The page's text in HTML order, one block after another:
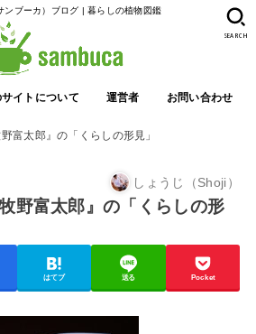
ンブーカ）ブログ | 暮らしの植物図鑑
サイトについて 運営者 お問い合わせ
SEARCH
富太郎』の「くらしの形見」
しょうじ（Shoji）
野富太郎』の「くらしの形
はてブ 送る Pocket